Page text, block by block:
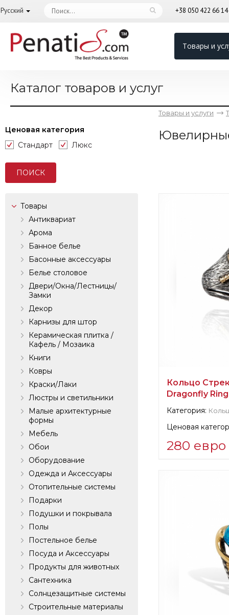
Русский +38 050 422 66 14
Товары и
Каталог товаров и услуг
Ценовая категория
Стандарт
Люкс
Товары
Антиквариат
Арома
Банное белье
Басонные аксессуары
Белье столовое
Двери/Окна/Лестницы/
Замки
Декор
Карнизы для штор
Керамическая плитка /
Кафель / Мозаика
Книги
Ковры
Краски/Лаки
Люстры и светильники
Малые архитектурные
формы
Мебель
Обои
Оборудование
Одежда и Аксессуары
Отопительные системы
Подарки
Подушки и покрывала
Полы
Постельное белье
Посуда и Аксессуары
Продукты для животных
Сантехника
Солнцезащитные системы
Строительные материалы
Товары и услуги
Кольцо
Dragonfly
Категория:
Ценовая
280 евро
Производитель: